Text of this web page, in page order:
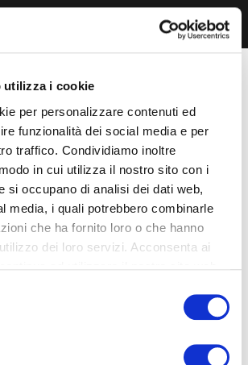
utilizza i cookie
per personalizzare contenuti ed
funzionalità dei social media e per
traffico. Condividiamo inoltre
in cui utilizza il nostro sito con i
si occupano di analisi dei dati web,
media, i quali potrebbero combinarle
che ha fornito loro o che hanno
dei loro servizi. Acconsenta ai